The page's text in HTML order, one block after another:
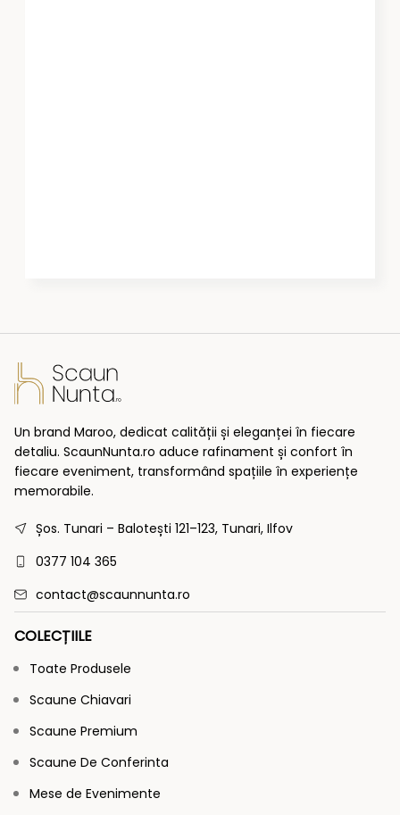
Un brand Maroo, dedicat calității și eleganței în fiecare
detaliu. ScaunNunta.ro aduce rafinament și confort în
fiecare eveniment, transformând spațiile în experiențe
memorabile.
Șos. Tunari – Balotești 121–123, Tunari, Ilfov
0377 104 365
contact@scaunnunta.ro
COLECȚIILE
Toate Produsele
Scaune Chiavari
Scaune Premium
Scaune De Conferinta
Mese de Evenimente